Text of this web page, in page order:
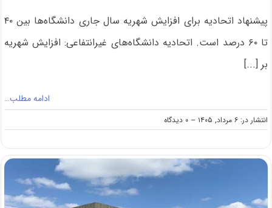
پیشنهاد اتحادیه برای افزایش شهریه سال جاری دانشگاه‌ها بین ۴۰
تا ۶۰ درصد است. اتحادیه دانشگاه‌های غیرانتفاعی: افزایش شهریه
بر [...]
ادامه مطلب…
انتشار در: ۶ مرداد, ۱۴۰۵ -- ۰ دیدگاه
on
پیشنهاد
اتحادیه
دانشگاه‌های
غیرانتفاعی